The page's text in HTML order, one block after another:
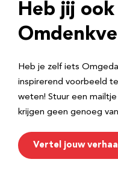
r
e
Heb jij ook
Heb je zelf iets
inspirerend voorbeeld
weten! Stuur een
krijgen geen genoeg
Vertel jouw